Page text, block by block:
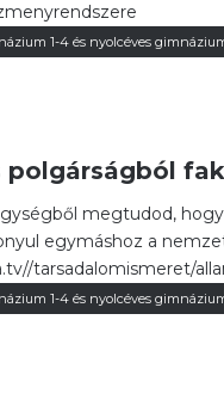
1-4 és nyolcéves
polgárságból
megtudod,
egymáshoz a
tarsadalomismeret/
1-4 és nyolcéves